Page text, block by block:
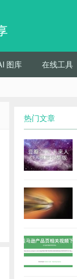
图库 在线工具
热门文章